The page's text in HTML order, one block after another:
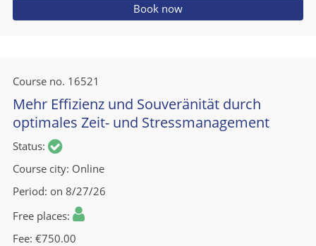
Book now
Course no. 16521
Mehr Effizienz und Souveränität durch
optimales Zeit- und Stressmanagement
Status
Course city Online
Period on 8/27/26
Free places
Fee €750.00